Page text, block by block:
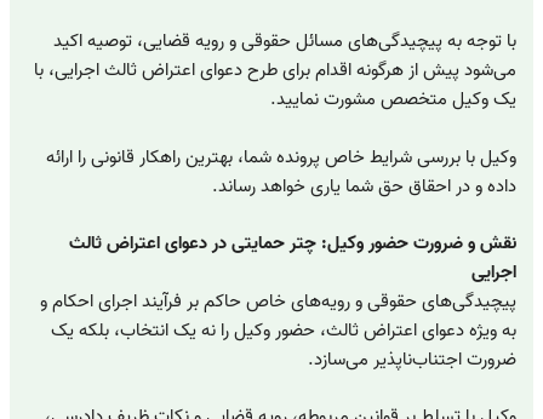
با توجه به پیچیدگی‌های مسائل حقوقی و رویه قضایی، توصیه اکید
می‌شود پیش از هرگونه اقدام برای طرح دعوای اعتراض ثالث اجرایی، با
یک وکیل متخصص مشورت نمایید.
وکیل با بررسی شرایط خاص پرونده شما، بهترین راهکار قانونی را ارائه
داده و در احقاق حق شما یاری خواهد رساند.
نقش و ضرورت حضور وکیل: چتر حمایتی در دعوای اعتراض ثالث
اجرایی
پیچیدگی‌های حقوقی و رویه‌های خاص حاکم بر فرآیند اجرای احکام و
به ویژه دعوای اعتراض ثالث، حضور وکیل را نه یک انتخاب، بلکه یک
ضرورت اجتناب‌ناپذیر می‌سازد.